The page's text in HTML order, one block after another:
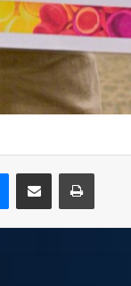
MessengerCompartir por correo electrónicoImprimir